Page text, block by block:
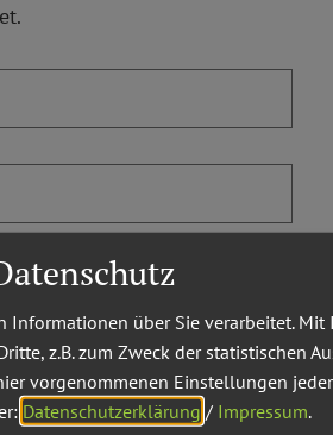
Informationen über Sie verarbeitet. Mit
z.B. zum Zweck der statistischen
vorgenommenen Einstellungen
Datenschutzerklärung / Impressum.